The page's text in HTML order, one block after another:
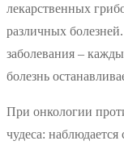
лекарственных
различных
заболевания –
болезнь
При онкологии
чудеса: